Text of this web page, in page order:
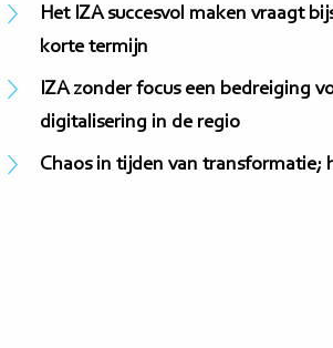
Het IZA succesvol maken vraagt
korte termijn
IZA zonder focus een bedreiging
digitalisering in de regio
Chaos in tijden van transformatie;